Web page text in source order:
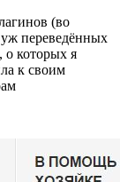
(во
переведённых
о которых я
к своим